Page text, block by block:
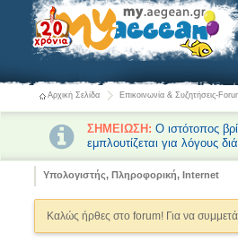
Αρχική Σελίδα Επικοινωνία & Συζητήσεις-
ΣΗΜΕΙΩΣΗ: Ο ιστότοπος
εμπλουτίζεται για λόγους
Υπολογιστής, Πληροφορική, Internet
Καλώς ήρθες στο forum! Για να